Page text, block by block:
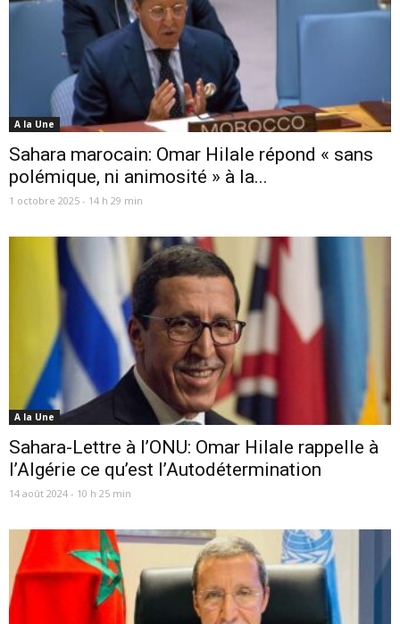
A la Une
Sahara marocain: Omar Hilale répond « sans
polémique, ni animosité » à la...
1 octobre 2025 - 14 h 29 min
A la Une
Sahara-Lettre à l’ONU: Omar Hilale rappelle à
l’Algérie ce qu’est l’Autodétermination
14 août 2024 - 10 h 25 min